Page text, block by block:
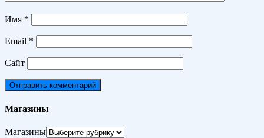
Имя *
Email *
Сайт
Магазины
Магазины